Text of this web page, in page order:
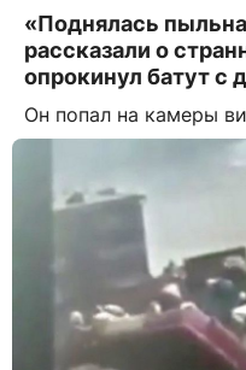
«Поднялась
рассказали о
опрокинул батут с
Он попал на камеры